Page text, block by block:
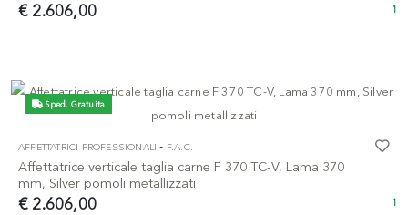
€ 2.606,00 1
Sped. Gratuita
AFFETTATRICI PROFESSIONALI - F.A.C.
Affettatrice verticale taglia carne F 370 TC-V, Lama 370
mm, Silver pomoli metallizzati
€ 2.606,00 1